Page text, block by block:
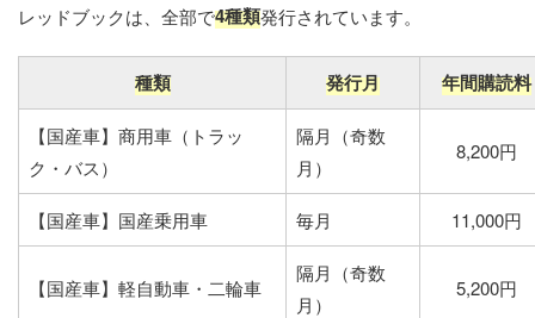
レッドブックは、全部で4種類発行されています。
種類 発行月 年間購読料
【国産車】商用車（トラッ
ク・バス）
隔月（奇数
月）
8,200円
【国産車】国産乗用車 毎月 11,000円
【国産車】軽自動車・二輪車
隔月（奇数
月）
5,200円